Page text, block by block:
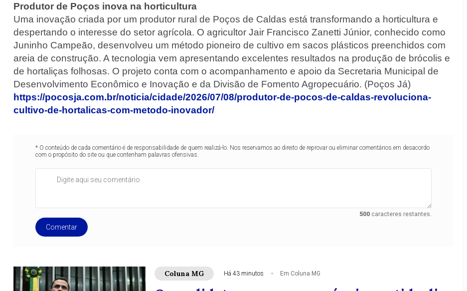
Produtor de Poços inova na horticultura
Uma inovação criada por um produtor rural de Poços de Caldas está transformando a horticultura e
despertando o interesse do setor agrícola. O agricultor Jair Francisco Zanetti Júnior, conhecido como
Juninho Campeão, desenvolveu um método pioneiro de cultivo em sacos plásticos preenchidos com
areia de construção. A tecnologia vem apresentando excelentes resultados na produção de brócolis e
de hortaliças folhosas. O projeto conta com o acompanhamento e apoio da Secretaria Municipal de
Desenvolvimento Econômico e Inovação e da Divisão de Fomento Agropecuário. (Poços Já)
https://pocosja.com.br/noticia/cidade/2026/07/08/produtor-de-pocos-de-caldas-revoluciona-
cultivo-de-hortalicas-com-metodo-inovador/
* O conteúdo de cada comentário é de responsabilidade de quem realizá-lo. Nos reservamos ao direito de reprovar ou eliminar comentários em desacordo
com o propósito do site ou que contenham palavras ofensivas.
500caracteres restantes.
Comentar
Coluna MG Há 43 minutos Em Coluna MG